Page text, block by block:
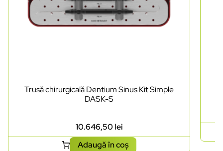
Trusă chirurgicală Dentium Sinus Kit Simple
DASK-S
10.646,50 lei
Adaugă în coș